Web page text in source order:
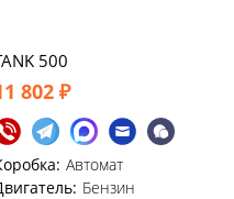
500
802 ₽
Автомат
Бензин